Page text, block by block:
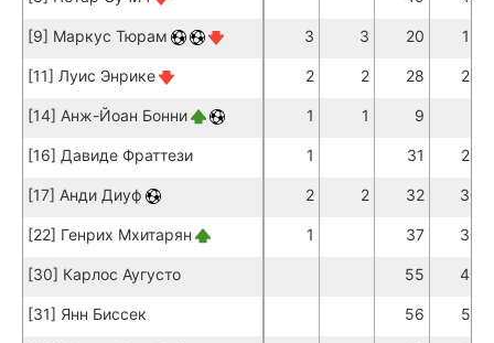
[9] Маркус Тюрам 3 3 20 15
[11] Луис Энрике 2 2 28 26
[14] Анж-Йоан Бонни 1 1 9
[16] Давиде Фраттези 1 31 26
[17] Анди Диуф 2 2 32 30
[22] Генрих Мхитарян 1 37 30
[30] Карлос Аугусто 55 49
[31] Янн Биссек 56 52